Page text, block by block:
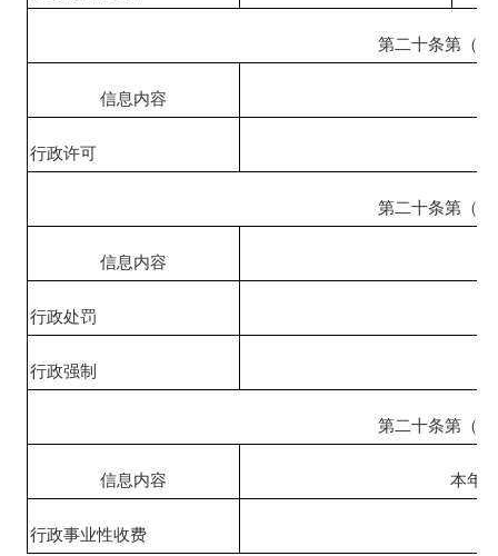
第二十条第（五
信息内容
行政许可
第二十条第（六
信息内容
行政处罚
行政强制
第二十条第（八
信息内容 本年
行政事业性收费